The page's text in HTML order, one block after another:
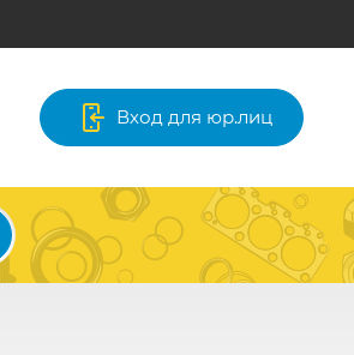
Вход для юр.лиц